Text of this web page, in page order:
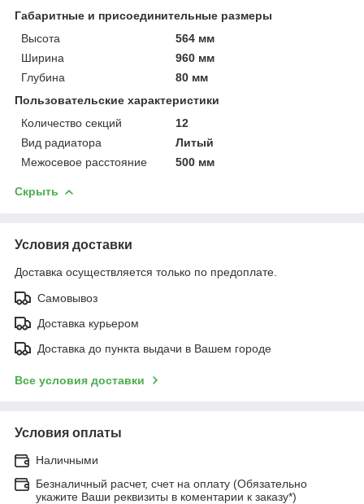
Габаритные и присоединительные размеры
Высота
564 мм
Ширина
960 мм
Глубина
80 мм
Пользовательские характеристики
Количество секций
12
Вид радиатора
Литый
Межосевое расстояние
500 мм
Скрыть
Условия доставки
Доставка осуществляется только по предоплате.
Самовывоз
Доставка курьером
Доставка до пункта выдачи в Вашем городе
Все условия доставки
Условия оплаты
Наличными
Безналичный расчет, счет на оплату (Обязательно
укажите Ваши реквизиты в коментарии к заказу*)